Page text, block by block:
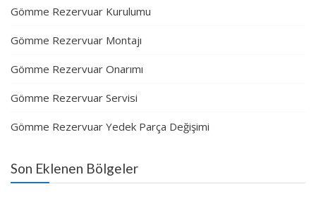
Gömme Rezervuar Kurulumu
Gömme Rezervuar Montajı
Gömme Rezervuar Onarımı
Gömme Rezervuar Servisi
Gömme Rezervuar Yedek Parça Değişimi
Son Eklenen Bölgeler